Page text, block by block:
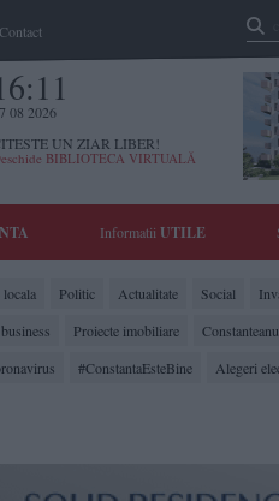
Contact
08 2026
UN ZIAR LIBER!
BIBLIOTECA VIRTUALĂ
Informatii UTILE
Politic Actualitate Social
Proiecte imobiliare
#ConstantaEsteBine Alegeri